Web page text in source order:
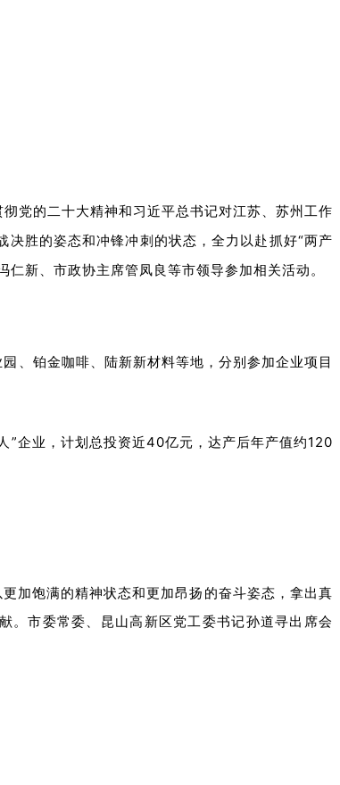
党的二十大精神和习近平总书记对江苏、苏州工作
胜的姿态和冲锋冲刺的状态，全力以赴抓好“两产
新、市政协主席管凤良等市领导参加相关活动。
、铂金咖啡、陆新新材料等地，分别参加企业项目
”企业，计划总投资近40亿元，达产后年产值约120
加饱满的精神状态和更加昂扬的奋斗姿态，拿出真
。市委常委、昆山高新区党工委书记孙道寻出席会